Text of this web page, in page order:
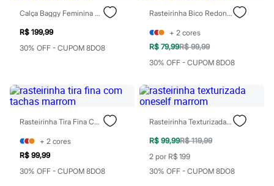
Moda esportiva
Plus size
Special Basics
Calçados
Novidades
Chinelos
Pantufas
Rasteirinhas
Sandálias
Sapatos
Scarpin
Tamancos
Tênis
Calça Baggy Feminina De Alfaiataria Marrom
R$ 199,99
30% OFF - CUPOM 8DO8
Rasteirinha Bico Redondo Tressê Oneself Marrom
+ 2 cores
R$ 79,99R$ 99,99
30% OFF - CUPOM 8DO8
Rasteirinha Tira Fina Com Tachas Marrom
+ 2 cores
R$ 99,99
30% OFF - CUPOM 8DO8
Rasteirinha Texturizada Oneself Marrom
R$ 99,99R$ 119,99
2 por R$ 199
30% OFF - CUPOM 8DO8